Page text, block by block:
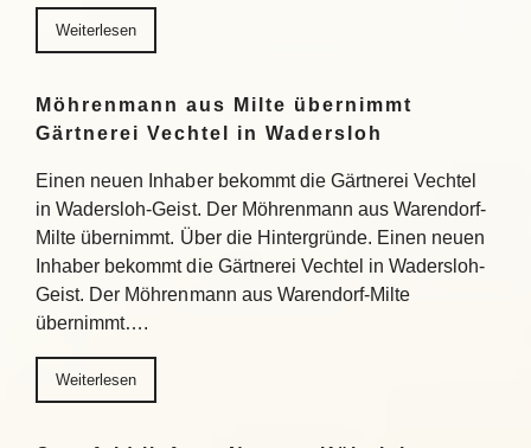
Weiterlesen
Möhrenmann aus Milte übernimmt
Gärtnerei Vechtel in Wadersloh
Einen neuen Inhaber bekommt die Gärtnerei Vechtel
in Wadersloh-Geist. Der Möhrenmann aus Warendorf-
Milte übernimmt. Über die Hintergründe. Einen neuen
Inhaber bekommt die Gärtnerei Vechtel in Wadersloh-
Geist. Der Möhrenmann aus Warendorf-Milte
übernimmt….
Weiterlesen